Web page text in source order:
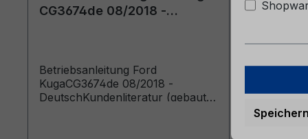
CG3674de 08/2018 -
Betriebsanleitung Ford
KugaCG3674de 08/2018 -
DeutschKundenliteratur (gebaut
6M51-
Speichern